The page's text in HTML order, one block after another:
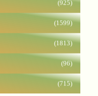
(1599)
(1813)
(96)
(715)
(495)